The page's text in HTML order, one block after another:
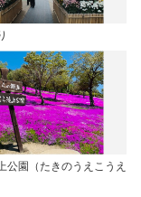
公園（たきのうえこうえ